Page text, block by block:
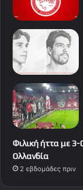
Φιλική ήττα με 3-
Ολλανδία
2 εβδομάδες πριν